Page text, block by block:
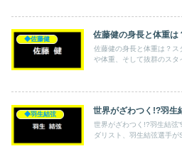
◆佐藤健 佐藤健の身長と体重は
佐藤健の身長と体重は？
や体重、そして抜群のスタ
◆羽生結弦 世界がざわつく!?羽生
世界がざわつく!?羽生結弦
ダリスト、羽生結弦選手が